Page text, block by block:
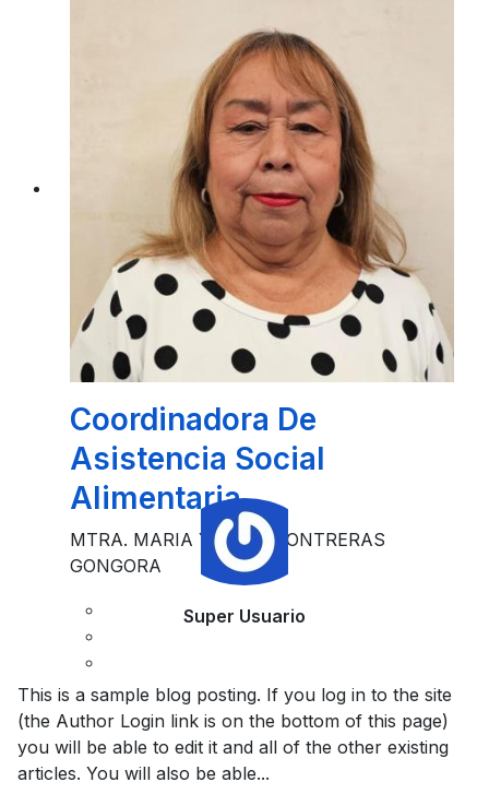
MVZ. GLADIS CONCEPCIÓN PATRÓN
Coordinadora De
Asistencia Social
Alimentaria
MTRA. MARIA YSABEL CONTRERAS
GONGORA
Super Usuario
This is a sample blog posting. If you log in to the site
(the Author Login link is on the bottom of this page)
you will be able to edit it and all of the other existing
articles. You will also be able...